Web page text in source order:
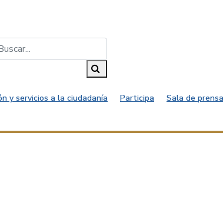
y servicios a la ciudadanía Participa
Sala de